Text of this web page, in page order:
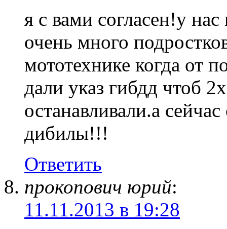
я с вами согласен!у
очень много
мототехнике когда от
дали указ гибдд чтоб
останавливали.а
дибилы!!!
Ответить
прокопович юрий:
11.11.2013 в 19:28